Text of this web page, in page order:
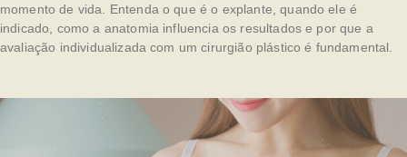
momento de vida. Entenda o que é o explante, quando ele é
indicado, como a anatomia influencia os resultados e por que a
avaliação individualizada com um cirurgião plástico é fundamental.